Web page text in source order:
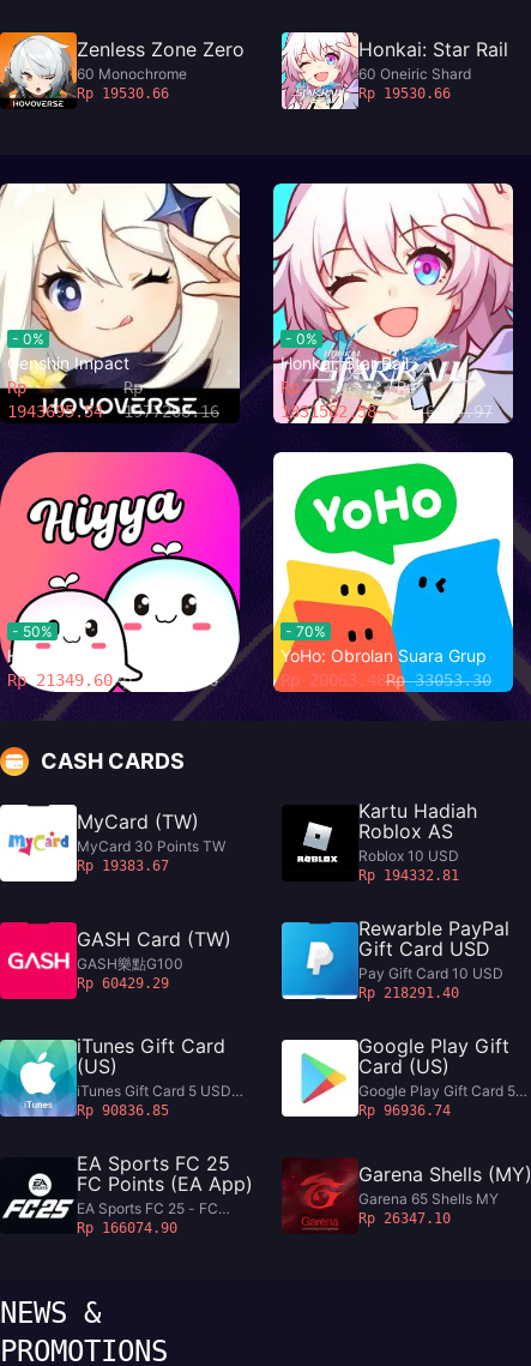
Zenless Zone Zero
60 Monochrome
Rp 19530.66
Honkai: Star Rail
60 Oneiric Shard
Rp 19530.66
- 0%
Genshin Impact
Rp
1943695.54
Rp
1977208.16
- 0%
Honkai: Star Rail
Rp
1831582.58
Rp
1876063.97
- 50%
Hai Langsung
Rp 21349.60Rp 32024.40
- 70%
YoHo: Obrolan Suara Grup
Rp 20063.48Rp 33053.30
CASH CARDS
MyCard (TW)
MyCard 30 Points TW
Rp 19383.67
Kartu Hadiah
Roblox AS
Roblox 10 USD
Rp 194332.81
GASH Card (TW)
GASH樂點G100
Rp 60429.29
Rewarble PayPal
Gift Card USD
Pay Gift Card 10 USD
Rp 218291.40
iTunes Gift Card
(US)
iTunes Gift Card 5 USD
US
Rp 90836.85
Google Play Gift
Card (US)
Google Play Gift Card 5
USD US
Rp 96936.74
EA Sports FC 25
FC Points (EA App)
EA Sports FC 25 - FC
Points 1050
Rp 166074.90
Garena Shells (MY)
Garena 65 Shells MY
Rp 26347.10
NEWS &
PROMOTIONS